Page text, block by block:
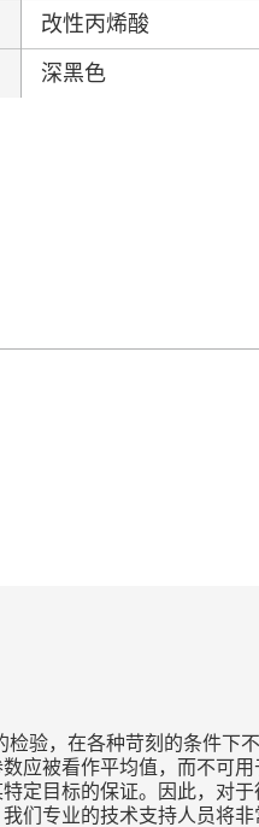
改性丙烯酸
深黑色
检验，在各种苛刻的条件下
应被看作平均值，而不可
定目标的保证。因此，对
们专业的技术支持人员将非